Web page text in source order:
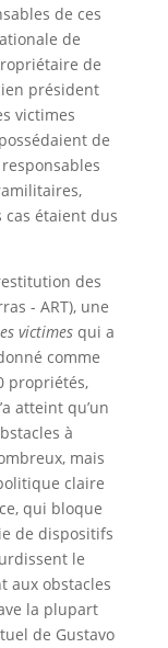
de ces
de
de
président
victimes
de
cas étaient dus
des
- ART), une
victimesqui a
comme
propriétés,
atteint qu’un
à
mais
claire
qui bloque
de dispositifs
le
aux obstacles
la plupart
de Gustavo